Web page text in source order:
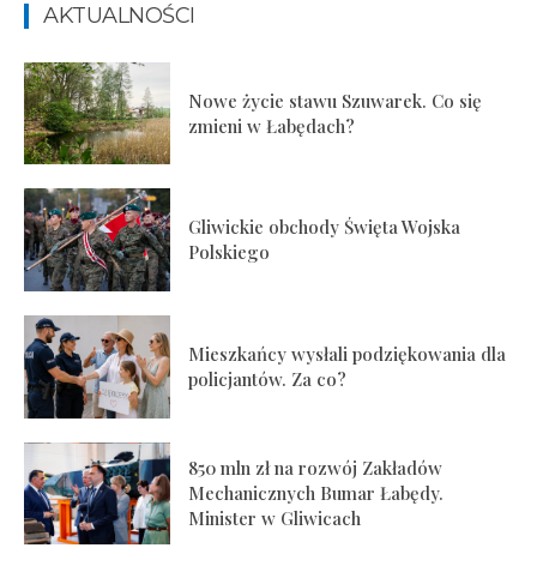
AKTUALNOŚCI
Nowe życie stawu Szuwarek. Co się
zmieni w Łabędach?
Gliwickie obchody Święta Wojska
Polskiego
Mieszkańcy wysłali podziękowania dla
policjantów. Za co?
850 mln zł na rozwój Zakładów
Mechanicznych Bumar Łabędy.
Minister w Gliwicach